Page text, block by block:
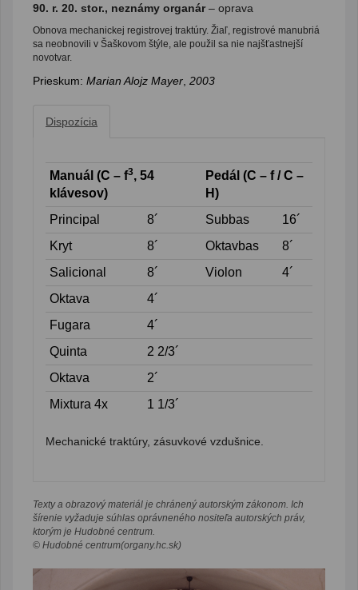
90. r. 20. stor., neznámy organár– oprava
Obnova mechanickej registrovej traktúry. Žiaľ, registrové manubriá
sa neobnovili v Šaškovom štýle, ale použil sa nie najšťastnejší
novotvar.
Prieskum: Marian Alojz Mayer 2003
Dispozícia
Manuál (C – f3, 54
klávesov)
Pedál (C – f / C –
H)
Principal
8´ Subbas
16´
Kryt
8´ Oktavbas
8´
Salicional
8´ Violon
4´
Oktava
4´
Fugara
4´
Quinta
2 2/3´
Oktava
2´
Mixtura 4x
1 1/3´
Mechanické traktúry, zásuvkové vzdušnice.
Texty a obrazový materiál je chránený autorským zákonom. Ich
šírenie vyžaduje súhlas oprávneného nositeľa autorských práv,
ktorým je Hudobné centrum.
© Hudobné centrum(organy.hc.sk)